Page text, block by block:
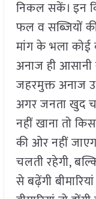
निकल सकें। इन
फल व सब्जियों
मांग के भला कोई
अनाज ही आसानी
जहरमुक्त अनाज
अगर जनता खुद
नहीं खाना तो
की ओर नहीं
चलती रहेगी,
से बढ़ेंगी